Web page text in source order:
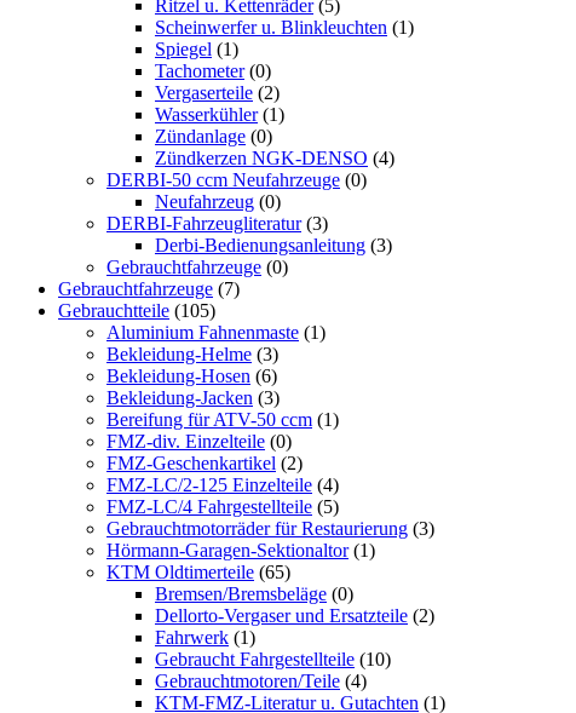
Ritzel u. Kettenräder (5)
Scheinwerfer u. Blinkleuchten (1)
Spiegel (1)
Tachometer (0)
Vergaserteile (2)
Wasserkühler (1)
Zündanlage (0)
Zündkerzen NGK-DENSO (4)
DERBI-50 ccm Neufahrzeuge (0)
Neufahrzeug (0)
DERBI-Fahrzeugliteratur (3)
Derbi-Bedienungsanleitung (3)
Gebrauchtfahrzeuge (0)
Gebrauchtfahrzeuge (7)
Gebrauchtteile (105)
Aluminium Fahnenmaste (1)
Bekleidung-Helme (3)
Bekleidung-Hosen (6)
Bekleidung-Jacken (3)
Bereifung für ATV-50 ccm (1)
FMZ-div. Einzelteile (0)
FMZ-Geschenkartikel (2)
FMZ-LC/2-125 Einzelteile (4)
FMZ-LC/4 Fahrgestellteile (5)
Gebrauchtmotorräder für Restaurierung (3)
Hörmann-Garagen-Sektionaltor (1)
KTM Oldtimerteile (65)
Bremsen/Bremsbeläge (0)
Dellorto-Vergaser und Ersatzteile (2)
Fahrwerk (1)
Gebraucht Fahrgestellteile (10)
Gebrauchtmotoren/Teile (4)
KTM-FMZ-Literatur u. Gutachten (1)